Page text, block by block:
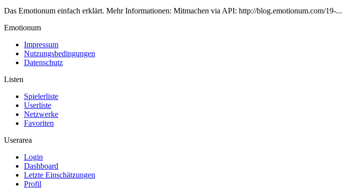
Das Emotionum einfach erklärt. Mehr Informationen: Mitmachen via API: http://blog.emotionum.com/19-...
Emotionum
Impressum
Nutzungsbedingungen
Datenschutz
Listen
Spielerliste
Userliste
Netzwerke
Favoriten
Userarea
Login
Dashboard
Letzte Einschätzungen
Profil